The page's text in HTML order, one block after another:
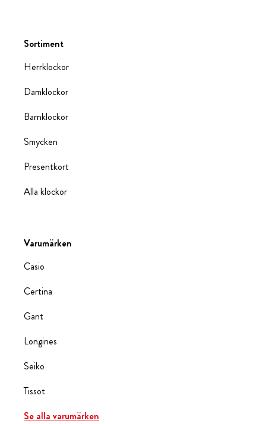
Sortiment
Herrklockor
Damklockor
Barnklockor
Smycken
Presentkort
Alla klockor
Varumärken
Casio
Certina
Gant
Longines
Seiko
Tissot
Se alla varumärken